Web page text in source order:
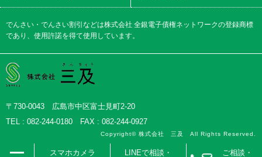
スマホカメラ LINEで相談・ ご相談・
でんさい・でんさい割引などは株式会社 全銀電子債権ネットワークの登録商標
であり、使用許諾を得て使用しています。
株式会社三及
〒730-0043 広島市中区富士見町2-20
TEL : 082-244-0180 FAX : 082-244-0927
Copyright© 株式会社 三及 All Rights Reserved.